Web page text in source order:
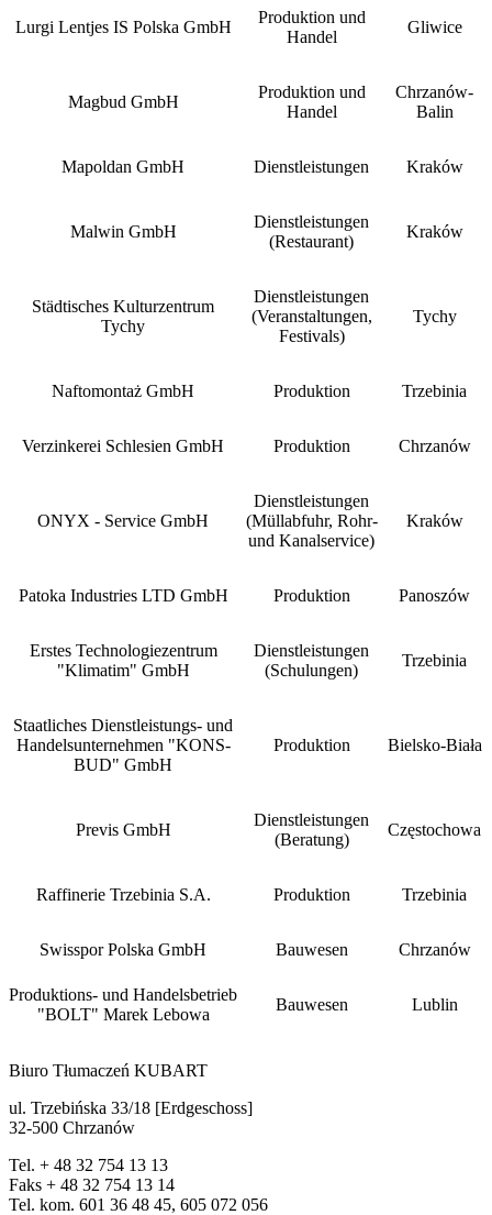
Lurgi Lentjes IS Polska GmbH
Produktion und
Handel
Gliwice
Magbud GmbH
Produktion und
Handel
Chrzanów-
Balin
Mapoldan GmbH Dienstleistungen Kraków
Malwin GmbH
Dienstleistungen
(Restaurant)
Kraków
Städtisches Kulturzentrum
Tychy
Dienstleistungen
(Veranstaltungen,
Festivals)
Tychy
Naftomontaż GmbH Produktion Trzebinia
Verzinkerei Schlesien GmbH Produktion Chrzanów
ONYX - Service GmbH
Dienstleistungen
(Müllabfuhr, Rohr-
und Kanalservice)
Kraków
Patoka Industries LTD GmbH Produktion Panoszów
Erstes Technologiezentrum
"Klimatim" GmbH
Dienstleistungen
(Schulungen)
Trzebinia
Staatliches Dienstleistungs- und
Handelsunternehmen "KONS-
BUD" GmbH
Produktion Bielsko-Biała
Previs GmbH
Dienstleistungen
(Beratung)
Częstochowa
Raffinerie Trzebinia S.A. Produktion Trzebinia
Swisspor Polska GmbH Bauwesen Chrzanów
Produktions- und Handelsbetrieb
"BOLT" Marek Lebowa
Bauwesen Lublin
Biuro Tłumaczeń KUBART
ul. Trzebińska 33/18 [Erdgeschoss]
32-500 Chrzanów
Tel. + 48 32 754 13 13
Faks + 48 32 754 13 14
Tel. kom. 601 36 48 45, 605 072 056